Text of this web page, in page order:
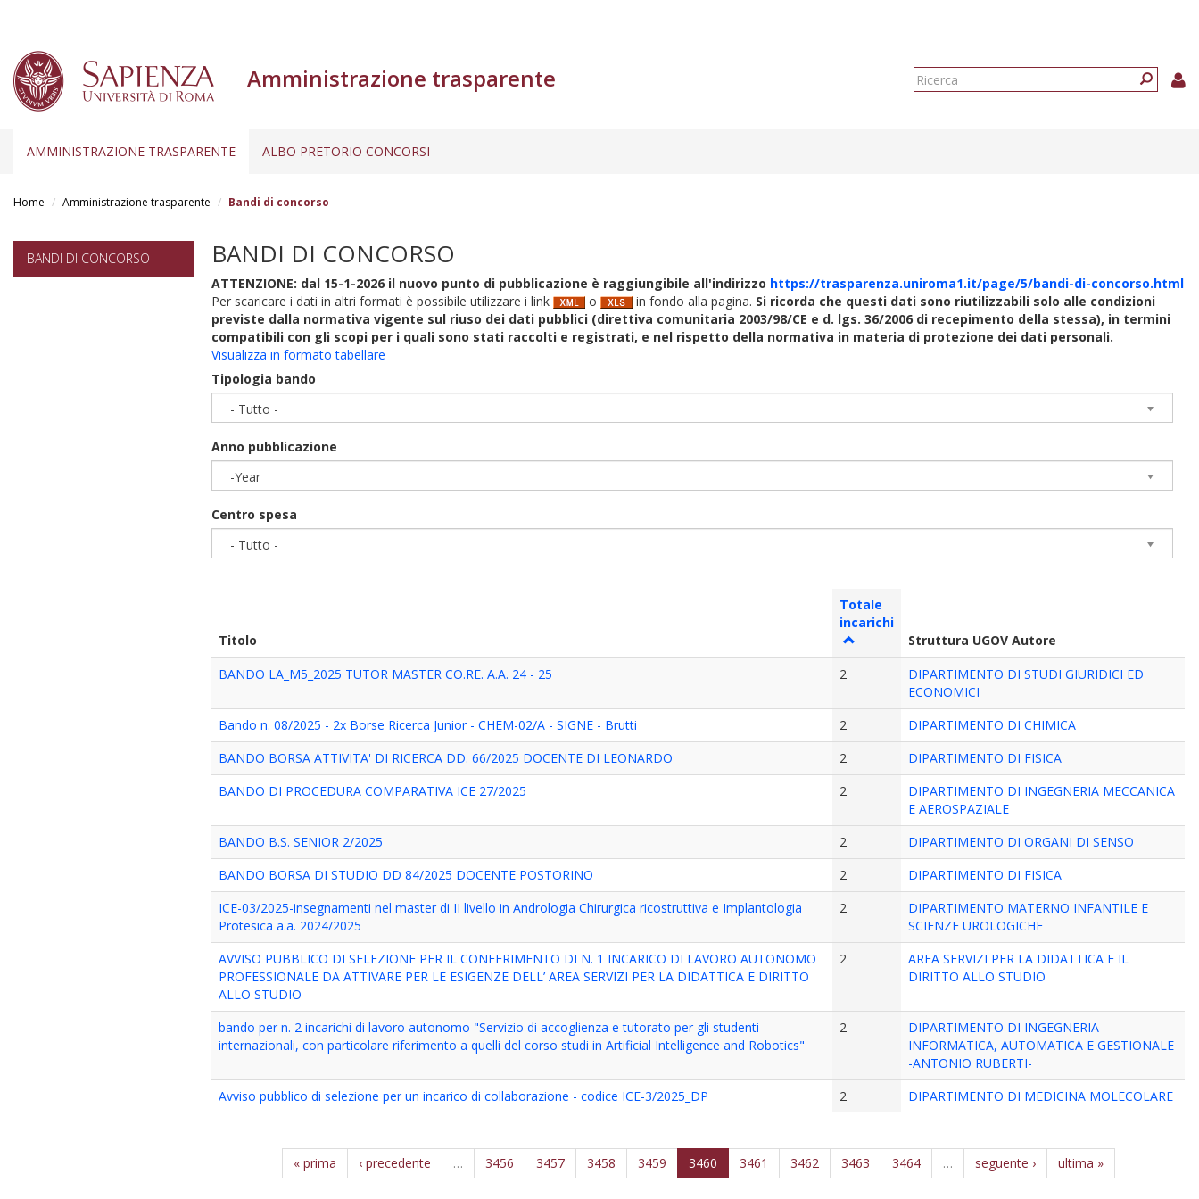
Amministrazione trasparente
Form
AMMINISTRAZIONE TRASPARENTE ALBO PRETORIO CONCORSI
Home Amministrazione trasparente Bandi di concorso
BANDI DI CONCORSO BANDI DI CONCORSO
ATTENZIONE: dal 15-1-2026 il nuovo punto di pubblicazione è raggiungibile all'indirizzo https://trasparenza.uniroma1.it/page/5/bandi-di-concorso.html
Per scaricare i dati in altri formati è possibile utilizzare i link
o in fondo alla pagina. Si ricorda che questi dati sono riutilizzabili solo alle condizioni
previste dalla normativa vigente sul riuso dei dati pubblici (direttiva comunitaria 2003/98/CE e d. lgs. 36/2006 di recepimento della stessa), in termini
compatibili con gli scopi per i quali sono stati raccolti e registrati, e nel rispetto della normativa in materia di protezione dei dati personali.
Visualizza in formato tabellare
Tipologia bando
- Tutto -
Anno pubblicazione
-Year
Centro spesa
- Tutto -
Titolo
Totale
incarichi
Struttura UGOV Autore
BANDO LA_M5_2025 TUTOR MASTER CO.RE. A.A. 24 - 25
2
DIPARTIMENTO DI STUDI GIURIDICI ED
ECONOMICI
Bando n. 08/2025 - 2x Borse Ricerca Junior - CHEM-02/A - SIGNE - Brutti
2
DIPARTIMENTO DI CHIMICA
BANDO BORSA ATTIVITA' DI RICERCA DD. 66/2025 DOCENTE DI LEONARDO
2
DIPARTIMENTO DI FISICA
BANDO DI PROCEDURA COMPARATIVA ICE 27/2025
2
DIPARTIMENTO DI INGEGNERIA MECCANICA
E AEROSPAZIALE
BANDO B.S. SENIOR 2/2025
2
DIPARTIMENTO DI ORGANI DI SENSO
BANDO BORSA DI STUDIO DD 84/2025 DOCENTE POSTORINO
2
DIPARTIMENTO DI FISICA
ICE-03/2025-insegnamenti nel master di II livello in Andrologia Chirurgica ricostruttiva e Implantologia
Protesica a.a. 2024/2025
2
DIPARTIMENTO MATERNO INFANTILE E
SCIENZE UROLOGICHE
AVVISO PUBBLICO DI SELEZIONE PER IL CONFERIMENTO DI N. 1 INCARICO DI LAVORO AUTONOMO
PROFESSIONALE DA ATTIVARE PER LE ESIGENZE DELL’ AREA SERVIZI PER LA DIDATTICA E DIRITTO
ALLO STUDIO
2
AREA SERVIZI PER LA DIDATTICA E IL
DIRITTO ALLO STUDIO
bando per n. 2 incarichi di lavoro autonomo "Servizio di accoglienza e tutorato per gli studenti
internazionali, con particolare riferimento a quelli del corso studi in Artificial Intelligence and Robotics"
2
DIPARTIMENTO DI INGEGNERIA
INFORMATICA, AUTOMATICA E GESTIONALE
-ANTONIO RUBERTI-
Avviso pubblico di selezione per un incarico di collaborazione - codice ICE-3/2025_DP
2 DIPARTIMENTO DI MEDICINA MOLECOLARE
« prima ‹ precedente … 3456 3457 3458 3459 3460 3461 3462 3463 3464 … seguente › ultima »